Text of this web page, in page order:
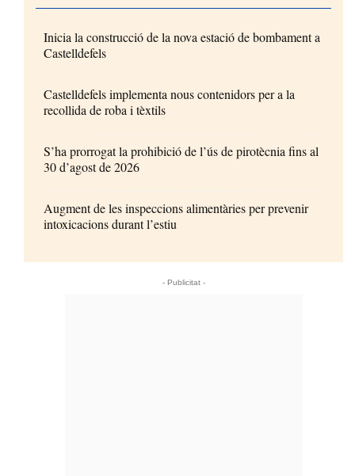
Inicia la construcció de la nova estació de bombament a
Castelldefels
Castelldefels implementa nous contenidors per a la
recollida de roba i tèxtils
S’ha prorrogat la prohibició de l’ús de pirotècnia fins al
30 d’agost de 2026
Augment de les inspeccions alimentàries per prevenir
intoxicacions durant l’estiu
- Publicitat -